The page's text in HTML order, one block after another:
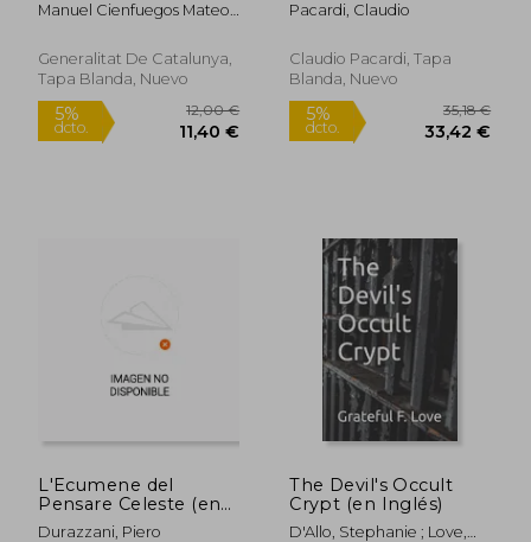
Manuel Cienfuegos Mateo;
David Ordóñez Solés;
Marcos Gómez Puente
Generalitat De Catalunya,
Tapa Blanda, Nuevo
12,00 €
Emerging Giants in
of Global Governance
(en Inglés)
Pacardi, Claudio
Claudio Pacardi, Tapa
Blanda, Nuevo
L'Ecumene del
Pensare Celeste (en
Italiano)
Durazzani, Piero
The Devil's Occult
Crypt (en Inglés)
D'Allo, Stephanie ; Love,